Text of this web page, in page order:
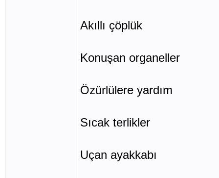
Akıllı çöplük
Konuşan organeller
Özürlülere yardım
Sıcak terlikler
Uçan ayakkabı